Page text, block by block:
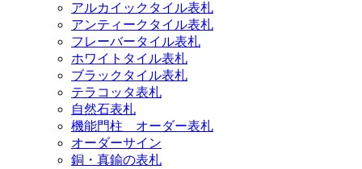
アルカイックタイル表札
アンティークタイル表札
フレーバータイル表札
ホワイトタイル表札
ブラックタイル表札
テラコッタ表札
自然石表札
機能門柱 オーダー表札
オーダーサイン
銅・真鍮の表札